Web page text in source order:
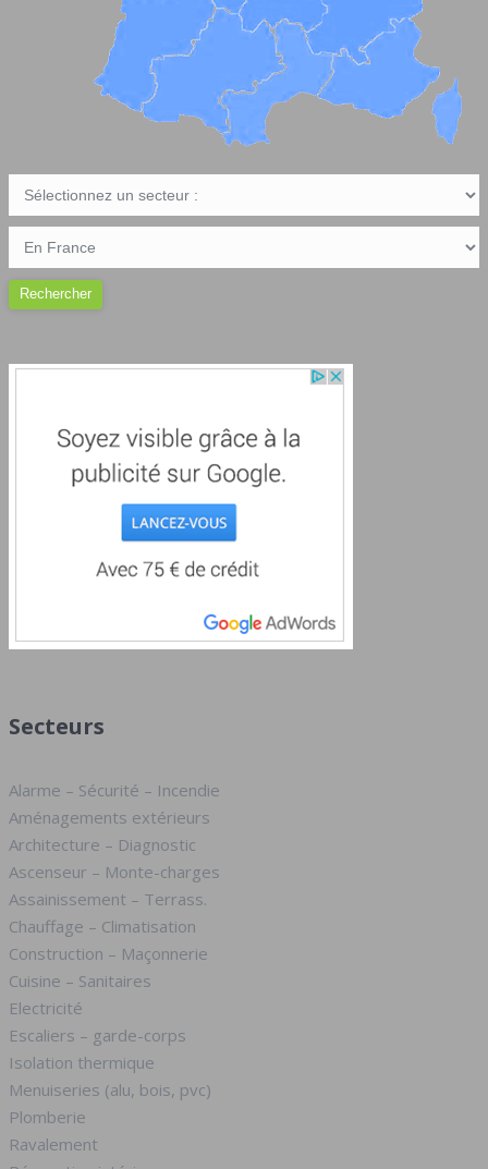
Secteurs
Alarme – Sécurité – Incendie
Aménagements extérieurs
Architecture – Diagnostic
Ascenseur – Monte-charges
Assainissement – Terrass.
Chauffage – Climatisation
Construction – Maçonnerie
Cuisine – Sanitaires
Electricité
Escaliers – garde-corps
Isolation thermique
Menuiseries (alu, bois, pvc)
Plomberie
Ravalement